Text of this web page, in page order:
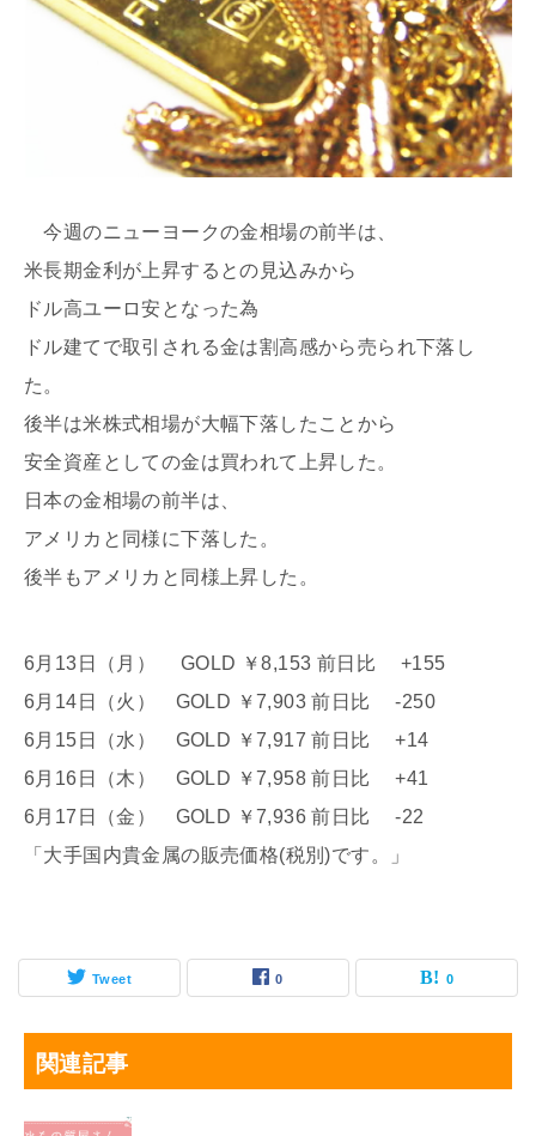
今週のニューヨークの金相場の前半は、
米長期金利が上昇するとの見込みから
ドル高ユーロ安となった為
ドル建てで取引される金は割高感から売られ下落し
た。
後半は米株式相場が大幅下落したことから
安全資産としての金は買われて上昇した。
日本の金相場の前半は、
アメリカと同様に下落した。
後半もアメリカと同様上昇した。
6月13日（月） GOLD ￥8,153 前日比 +155
6月14日（火） GOLD ￥7,903 前日比 -250
6月15日（水） GOLD ￥7,917 前日比 +14
6月16日（木） GOLD ￥7,958 前日比 +41
6月17日（金） GOLD ￥7,936 前日比 -22
「大手国内貴金属の販売価格(税別)です。」
Tweet 0 0
関連記事